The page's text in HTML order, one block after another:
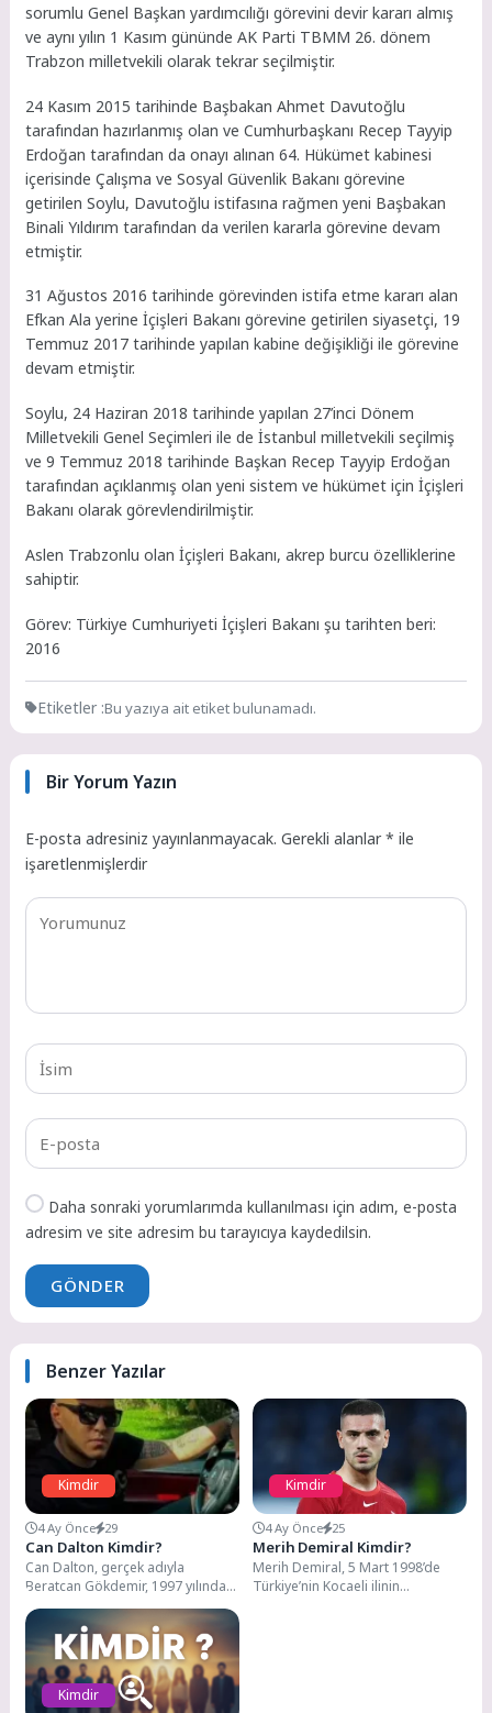
sorumlu Genel Başkan yardımcılığı görevini devir kararı almış
ve aynı yılın 1 Kasım gününde AK Parti TBMM 26. dönem
Trabzon milletvekili olarak tekrar seçilmiştir.
24 Kasım 2015 tarihinde Başbakan Ahmet Davutoğlu
tarafından hazırlanmış olan ve Cumhurbaşkanı Recep Tayyip
Erdoğan tarafından da onayı alınan 64. Hükümet kabinesi
içerisinde Çalışma ve Sosyal Güvenlik Bakanı görevine
getirilen Soylu, Davutoğlu istifasına rağmen yeni Başbakan
Binali Yıldırım tarafından da verilen kararla görevine devam
etmiştir.
31 Ağustos 2016 tarihinde görevinden istifa etme kararı alan
Efkan Ala yerine İçişleri Bakanı görevine getirilen siyasetçi, 19
Temmuz 2017 tarihinde yapılan kabine değişikliği ile görevine
devam etmiştir.
Soylu, 24 Haziran 2018 tarihinde yapılan 27’inci Dönem
Milletvekili Genel Seçimleri ile de İstanbul milletvekili seçilmiş
ve 9 Temmuz 2018 tarihinde Başkan Recep Tayyip Erdoğan
tarafından açıklanmış olan yeni sistem ve hükümet için İçişleri
Bakanı olarak görevlendirilmiştir.
Aslen Trabzonlu olan İçişleri Bakanı, akrep burcu özelliklerine
sahiptir.
Görev: Türkiye Cumhuriyeti İçişleri Bakanı şu tarihten beri:
2016
Etiketler :Bu yazıya ait etiket bulunamadı.
Bir Yorum Yazın
E-posta adresiniz yayınlanmayacak. Gerekli alanlar* ile
işaretlenmişlerdir
Daha sonraki yorumlarımda kullanılması için adım, e-posta
adresim ve site adresim bu tarayıcıya kaydedilsin.
GÖNDER
Benzer Yazılar
Kimdir
4 Ay Önce 29
Can Dalton Kimdir?
Can Dalton, gerçek adıyla
Beratcan Gökdemir, 1997 yılında
Batman'da doğmuş, İstanbul'un
Yenibosna ilçesinde büyümüş.
Genç...
Kimdir
4 Ay Önce 25
Merih Demiral Kimdir?
Merih Demiral, 5 Mart 1998’de
Türkiye’nin Kocaeli ilinin
Kimdir